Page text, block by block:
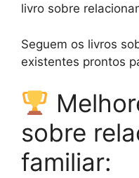
livro sobre
Seguem os livros
existentes prontos
sobre
familiar: